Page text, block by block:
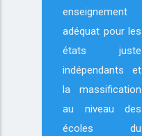
enseignement
adéquat pour les
états juste
indépendants et
la massification
au niveau des
écoles du